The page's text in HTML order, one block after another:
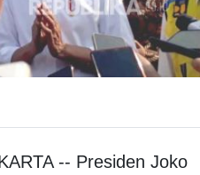
-- Presiden Joko